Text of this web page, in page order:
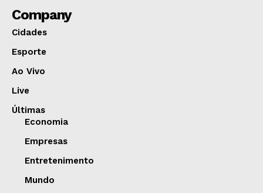
Company
Cidades
Esporte
Ao Vivo
Live
Últimas
Economia
Empresas
Entretenimento
Mundo